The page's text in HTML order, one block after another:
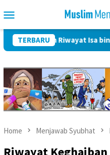
to
Menu
TERBARU
Riwayat Isa bin Abdullah
Home Menjawab Syubhat
Riwayat